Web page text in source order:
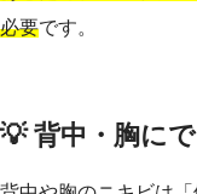
必要です。
💡 背中・胸に